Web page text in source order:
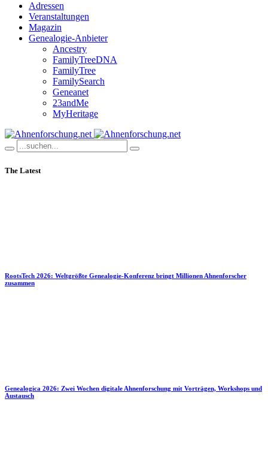
Adressen
Veranstaltungen
Magazin
Genealogie-Anbieter
Ancestry
FamilyTreeDNA
FamilyTree
FamilySearch
Geneanet
23andMe
MyHeritage
The Latest
RootsTech 2026: Weltgrößte Genealogie-Konferenz bringt Millionen Ahnenforscher
zusammen
Genealogica 2026: Zwei Wochen digitale Ahnenforschung mit Vorträgen, Workshops und
Austausch